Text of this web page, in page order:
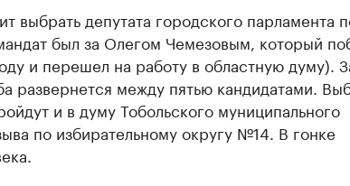
выбрать депутата городского парламента
был за Олегом Чемезовым, который
и перешел на работу в областную думу).
развернется между пятью кандидатами.
и в думу Тобольского муниципального
по избирательному округу №14. В гонке